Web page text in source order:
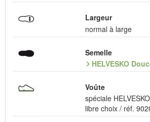
Largeur
normal à large
Semelle
HELVESKO
Voûte
spéciale
libre choix / réf.